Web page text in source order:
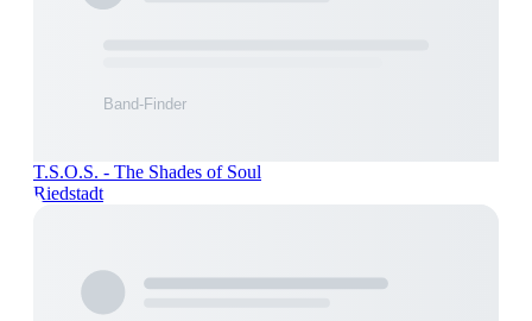
T.S.O.S. - The Shades of Soul
Riedstadt